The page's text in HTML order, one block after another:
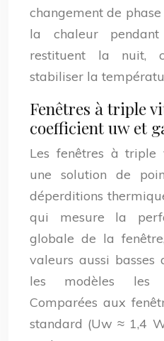
changement de
la chaleur
restituent la nuit,
stabiliser la
Fenêtres à triple
coefficient uw et
Les fenêtres à triple
une solution de
déperditions
qui mesure la
globale de la
valeurs aussi basses
les modèles les
Comparées aux
standard (Uw ≈ 1,4